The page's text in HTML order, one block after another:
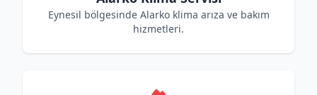
Eynesil bölgesinde Alarko klima arıza ve bakım
hizmetleri.